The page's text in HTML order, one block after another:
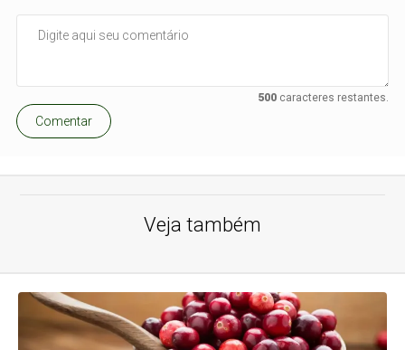
500caracteres restantes.
Comentar
Veja também